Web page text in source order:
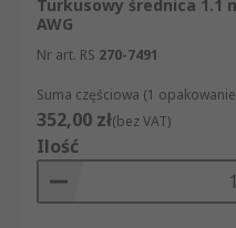
Turkusowy średnica 1.1
AWG
Nr art. RS 270-7491
Suma częściowa (1
352,00 zł(bez VAT)
Ilość